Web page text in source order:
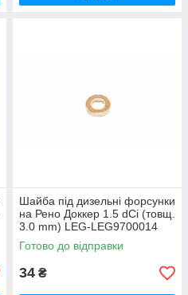
Шайба під дизельні форсунки
на Рено Доккер 1.5 dCi (товщ.
3.0 mm) LEG-LEG9700014
Готово до відправки
34 ₴